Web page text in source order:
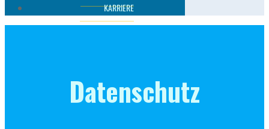
KARRIERE
Datenschutz